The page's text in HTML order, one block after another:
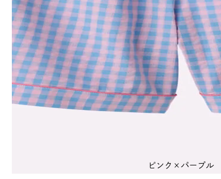
ピンク×パープル